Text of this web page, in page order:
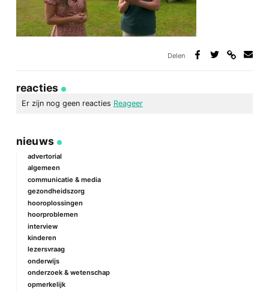
Delen
reacties
Er zijn nog geen reacties Reageer
Je e-mailadres wordt niet gepubliceerd.
gemarkeerd met
*
Naam*
nieuws
advertorial
algemeen
communicatie & media
gezondheidszorg
hooroplossingen
hoorproblemen
interview
kinderen
lezersvraag
onderwijs
onderzoek & wetenschap
opmerkelijk